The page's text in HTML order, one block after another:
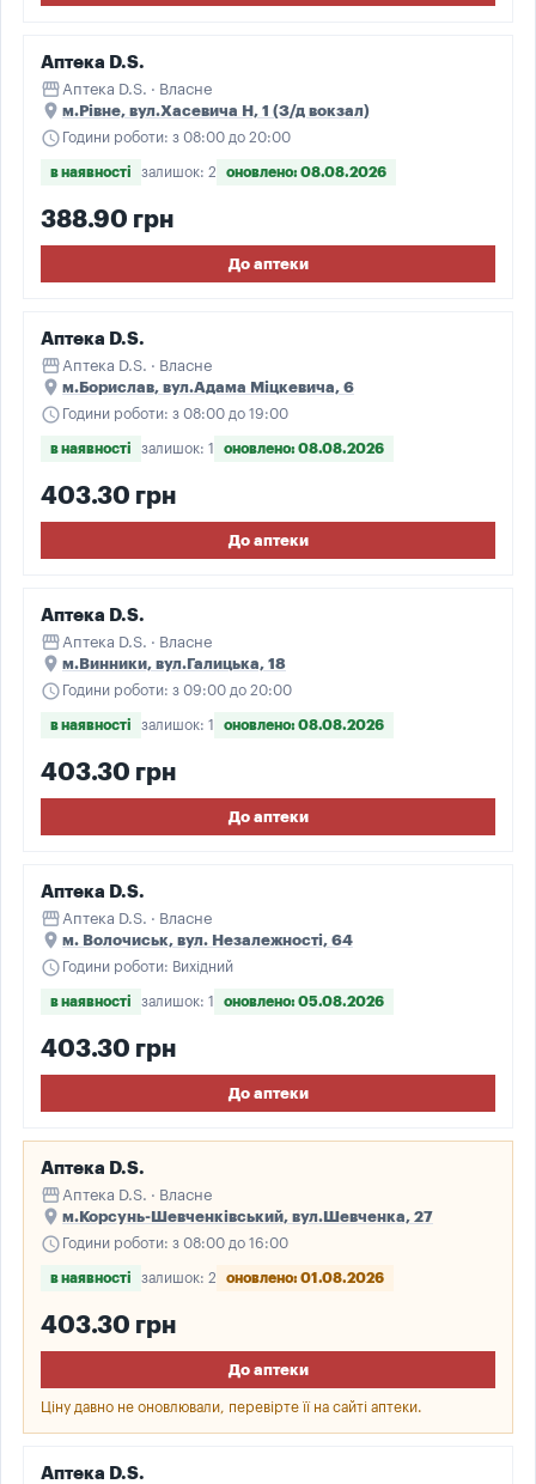
Аптека D.S.
storefront Аптека D.S. · Власне
place м.Рівне, вул.Хасевича Н, 1 (З/д вокзал)
schedule Години роботи: з 08:00 до 20:00
в наявності залишок: 2 оновлено: 08.08.2026
388.90 грн
До аптеки
Аптека D.S.
storefront Аптека D.S. · Власне
place м.Борислав, вул.Адама Міцкевича, 6
schedule Години роботи: з 08:00 до 19:00
в наявності залишок: 1 оновлено: 08.08.2026
403.30 грн
До аптеки
Аптека D.S.
storefront Аптека D.S. · Власне
place м.Винники, вул.Галицька, 18
schedule Години роботи: з 09:00 до 20:00
в наявності залишок: 1 оновлено: 08.08.2026
403.30 грн
До аптеки
Аптека D.S.
storefront Аптека D.S. · Власне
place м. Волочиськ, вул. Незалежності, 64
schedule Години роботи: Вихідний
в наявності залишок: 1 оновлено: 05.08.2026
403.30 грн
До аптеки
Аптека D.S.
storefront Аптека D.S. · Власне
place м.Корсунь-Шевченківський, вул.Шевченка, 27
schedule Години роботи: з 08:00 до 16:00
в наявності залишок: 2 оновлено: 01.08.2026
403.30 грн
До аптеки
Ціну давно не оновлювали, перевірте її на сайті аптеки.
Аптека D.S.